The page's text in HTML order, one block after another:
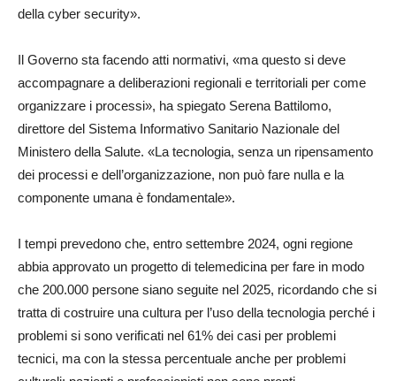
della cyber security».
Il Governo sta facendo atti normativi, «ma questo si deve
accompagnare a deliberazioni regionali e territoriali per come
organizzare i processi», ha spiegato Serena Battilomo,
direttore del Sistema Informativo Sanitario Nazionale del
Ministero della Salute. «La tecnologia, senza un ripensamento
dei processi e dell’organizzazione, non può fare nulla e la
componente umana è fondamentale».
I tempi prevedono che, entro settembre 2024, ogni regione
abbia approvato un progetto di telemedicina per fare in modo
che 200.000 persone siano seguite nel 2025, ricordando che si
tratta di costruire una cultura per l’uso della tecnologia perché i
problemi si sono verificati nel 61% dei casi per problemi
tecnici, ma con la stessa percentuale anche per problemi